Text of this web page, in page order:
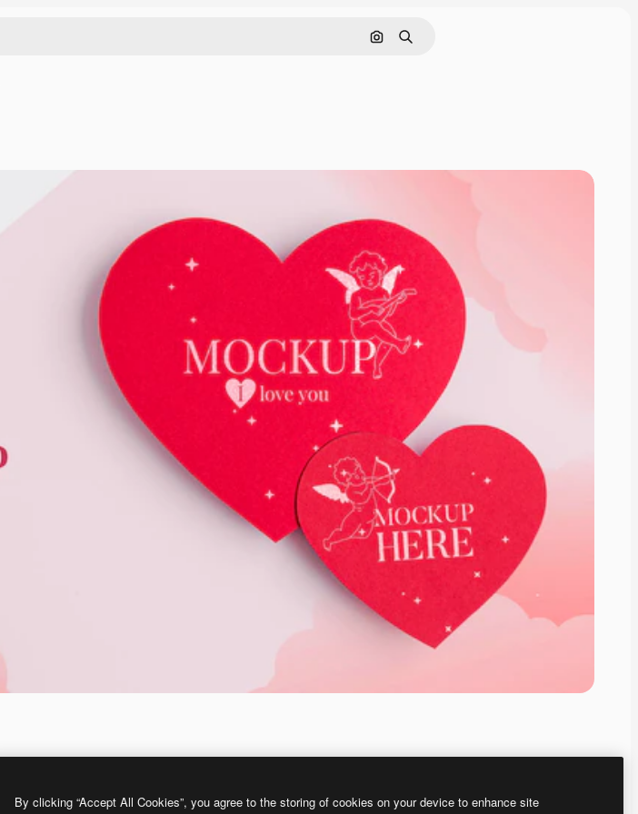
画像で検索
検索
By clicking “Accept All Cookies”, you agree to the storing of cookies on your device to enhance site